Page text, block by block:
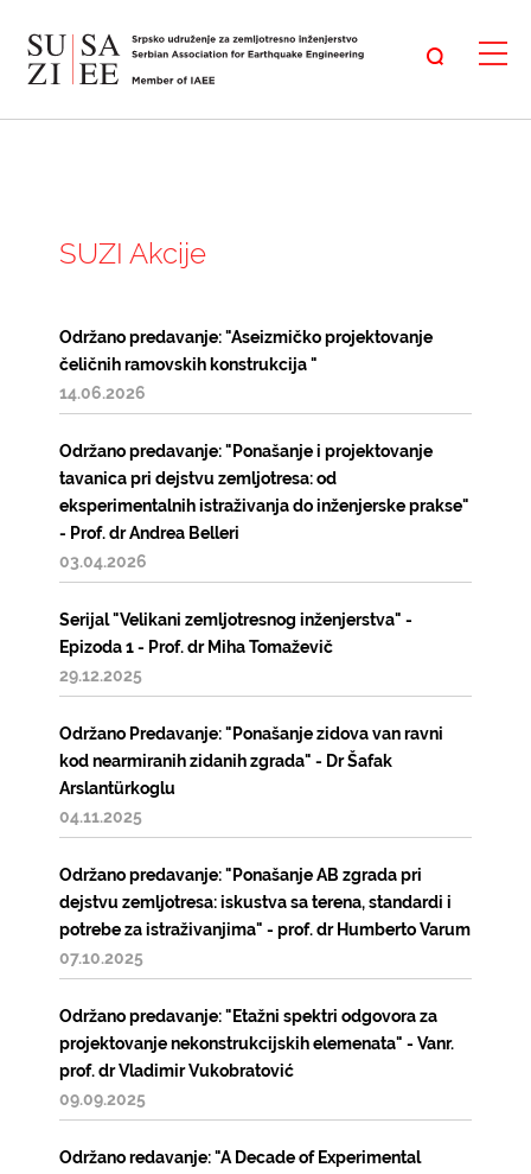
SUZI Akcije
Održano predavanje: "Aseizmičko projektovanje
čeličnih ramovskih konstrukcija "
14.06.2026
Održano predavanje: "Ponašanje i projektovanje
tavanica pri dejstvu zemljotresa: od
eksperimentalnih istraživanja do inženjerske prakse"
- Prof. dr Andrea Belleri
03.04.2026
Serijal "Velikani zemljotresnog inženjerstva" -
Epizoda 1 - Prof. dr Miha Tomaževič
29.12.2025
Održano Predavanje: "Ponašanje zidova van ravni
kod nearmiranih zidanih zgrada" - Dr Šafak
Arslantürkoglu
04.11.2025
Održano predavanje: "Ponašanje AB zgrada pri
dejstvu zemljotresa: iskustva sa terena, standardi i
potrebe za istraživanjima" - prof. dr Humberto Varum
07.10.2025
Održano predavanje: "Etažni spektri odgovora za
projektovanje nekonstrukcijskih elemenata" - Vanr.
prof. dr Vladimir Vukobratović
09.09.2025
Održano redavanje: "A Decade of Experimental